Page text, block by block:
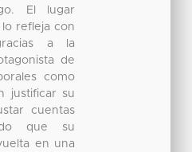
El lugar
refleja con
a la
de
como
justificar su
cuentas
que su
en una